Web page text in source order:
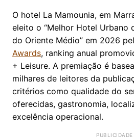
O hotel La Mamounia, em
eleito o “Melhor Hotel Urbano
do Oriente Médio” em 2026
Awards, ranking anual
+ Leisure. A premiação é
milhares de leitores da
critérios como qualidade do
oferecidas, gastronomia,
excelência operacional.